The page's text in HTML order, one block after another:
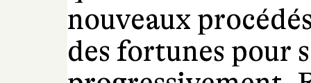
nouveaux
des fortunes pour